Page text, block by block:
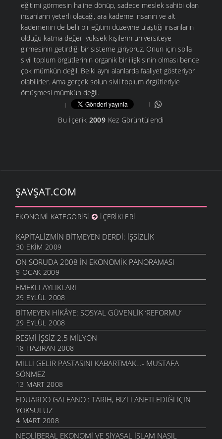
Bu İçerik 2009 Kez Görüntülendi
ŞAVŞAT.COM
EKONOMI KATEGORISI İÇERIKLERI
KAPITALIZMIN BITMEYEN DERDI: İŞSIZLIK
30 EKIM 2009
ON SORUDA 2008 IN EKONOMIK PANORAMASI
9 OCAK 2009
EMEKLI AYLIKLARI
29 EYLÜL 2008
BITMEYEN HIKÂYE: SOSYAL GÜVENLIK ‘REFORMU’
29 EYLÜL 2008
RESMI İŞSIZ 2.5 MILYON
18 HAZIRAN 2008
MILLI GELIR PASTASINI KABARTMAK…- MUSTAFA
SÖNMEZ
13 MART 2008
EDUARDO GALEANO : TARIH, BIZI LANETLEDIĞI IÇIN
YOKSULUZ
4 MART 2008
NEOLIBERAL EKONOMI VE SIYASAL İSLAM NASIL